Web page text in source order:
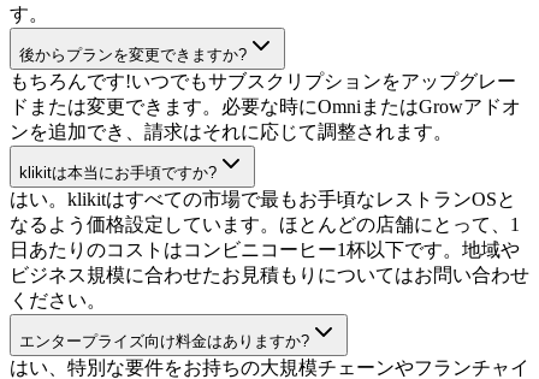
す。
後からプランを変更できますか?
もちろんです!いつでもサブスクリプションをアップグレー
ドまたは変更できます。必要な時にOmniまたはGrowアドオ
ンを追加でき、請求はそれに応じて調整されます。
klikitは本当にお手頃ですか?
はい。klikitはすべての市場で最もお手頃なレストランOSと
なるよう価格設定しています。ほとんどの店舗にとって、1
日あたりのコストはコンビニコーヒー1杯以下です。地域や
ビジネス規模に合わせたお見積もりについてはお問い合わせ
ください。
エンタープライズ向け料金はありますか?
はい、特別な要件をお持ちの大規模チェーンやフランチャイ